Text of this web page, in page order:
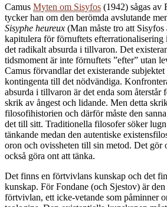
Camus Myten om Sisyfos (1942) sågas av
tycker han om den berömda avslutande
Sisyphe heureux (Man måste tro att
kapitulera för förnuftets efterrationalisering
det radikalt absurda i tillvaron. Det
tidsmoment är inte förnuftets ”efter” utan
Camus förvandlar det existerande
kontingenta till det nödvändiga.
absurda i tillvaron är det enda som
skrik av ångest och lidande. Men detta
filosofihistorien och därför måste den
det till sitt. Traditionella filosofer söker
tänkande medan den autentiske
oron och ovissheten till sin metod. Det gör
också göra ont att tänka.
Det finns en förtvivlans kunskap och det
kunskap. För Fondane (och Sjestov) är den
förtvivlan, ett icke-vetande som påminner